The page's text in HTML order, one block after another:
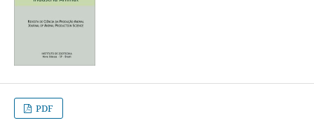
PDF